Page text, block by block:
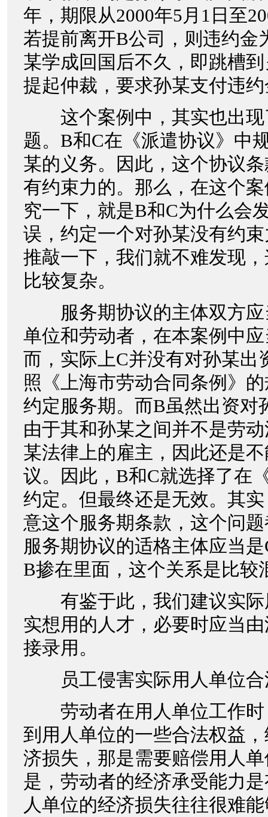
年，期限从2000年5月1日至
若提前离开B公司，则违约金
某学成回国后不久，即跳槽
提起仲裁，要求孙某支付违
这个案例中，其实也出现
题。B和C在《派遣协议》
某的义务。因此，这个协议
有约束力的。那么，在这个
究一下，就是B和C为什么会
误，约定一个对孙某没有约
推敲一下，我们就不难发现
比较复杂。
服务期协议的主体双方应
单位和劳动者，在本案例中
而，实际上C并没有对孙某出
照《上海市劳动合同条例》
约定服务期。而B虽然出资对
由于其和孙某之间并不是劳
某法律上的雇主，因此还是
议。因此，B和C就选择了在
约定。但最终还是无效。其
意这个服务期条款，这个问
服务期协议的适格主体应当
B掺在里面，这个关系是比较
有鉴于此，我们建议实际
实想用的人才，必要时应当
接录用。
员工侵害实际用人单位合
劳动者在用人单位工作时
到用人单位的一些合法权益
济损失，那是需要赔偿用人
是，劳动者的经济承受能力
人单位的经济损失往往很难